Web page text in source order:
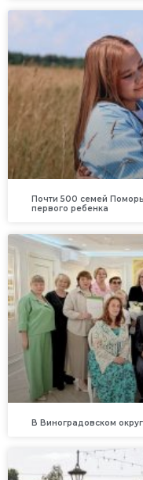
Почти 500 семей
первого ребенка
В Виноградовском